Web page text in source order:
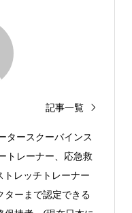
記事一覧
タースクーバインス
トレーナー、応急救
トレッチトレーナー
ターまで認定できる